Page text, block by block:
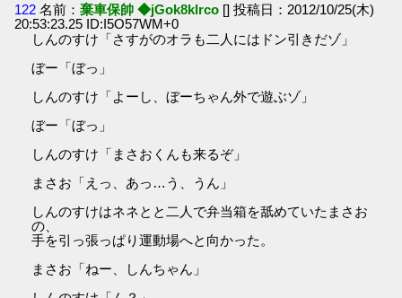
122 名前：棄車保帥 ◆jGok8klrco [] 投稿日：2012/10/25(木)
20:53:23.25 ID:I5O57WM+0
しんのすけ「さすがのオラも二人にはドン引きだゾ」
ぼー「ぼっ」
しんのすけ「よーし、ぼーちゃん外で遊ぶゾ」
ぼー「ぼっ」
しんのすけ「まさおくんも来るぞ」
まさお「えっ、あっ…う、うん」
しんのすけはネネとと二人で弁当箱を舐めていたまさお
の、
手を引っ張っぱり運動場へと向かった。
まさお「ねー、しんちゃん」